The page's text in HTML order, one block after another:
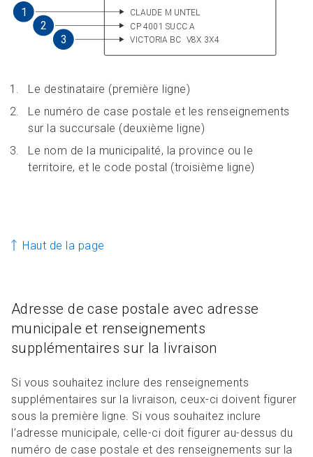
Le destinataire (première ligne)
Le numéro de case postale et les renseignements
sur la succursale (deuxième ligne)
Le nom de la municipalité, la province ou le
territoire, et le code postal (troisième ligne)
Haut de la page
Adresse de case postale avec adresse
municipale et renseignements
supplémentaires sur la livraison
Si vous souhaitez inclure des renseignements
supplémentaires sur la livraison, ceux-ci doivent figurer
sous la première ligne. Si vous souhaitez inclure
l’adresse municipale, celle-ci doit figurer au-dessus du
numéro de case postale et des renseignements sur la